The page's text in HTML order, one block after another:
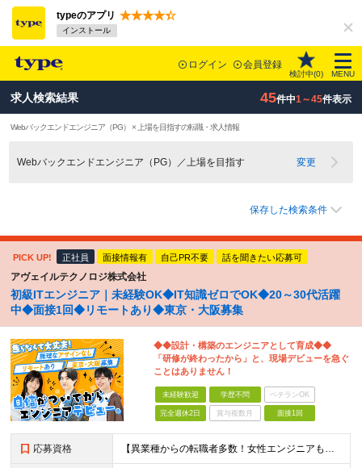
typeのアプリ
インストール
ログイン 会員登録
検討中(0) MENU
求人検索結果 45件中1～45件表示
Webバックエンドエンジニア（PG） × 上場を目指すの転職・求人情報
Webバックエンドエンジニア（PG）／上場を目指す 変更
保存した検索条件
PICK UP! 正社員 面接情報有 自己PR不要 話を聞きたい応募可
アヴェイルテクノロジ株式会社
初級ITエンジニア｜未経験OK◆IT知識ゼロでOK◆20～30代活躍
中◆面接1回◆リモートあり◆東京・大阪募集
◆◆設計・構築のエンジニアとして育成◆◆
「研修が終わったから」と、現場デビューを急ぐ
ことはありません！
未経験歓迎 学歴不問 ベテランOK
完全週休2日 賞与複数月 面接1回
応募資格 【異業種からの転職者多数！女性エンジニアも活躍中】 ◆学歴不問 ◆未経験OK ≪こんな方を歓迎しています≫ ◎未経験から成長できる環境で活躍したい方 ◎大学やスクールでIT系のスキルを学んだことのあ